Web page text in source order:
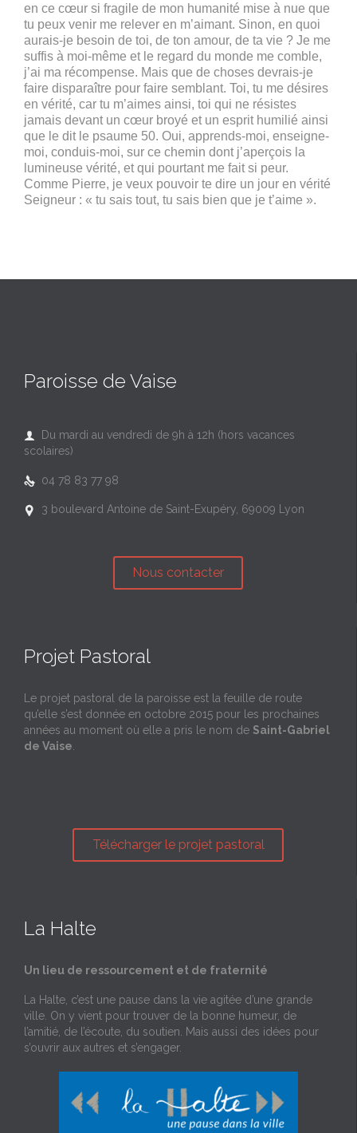
en ce cœur si fragile de mon humanité mise à nue que
tu peux venir me relever en m’aimant. Sinon, en quoi
aurais-je besoin de toi, de ton amour, de ta vie ? Je me
suffis à moi-même et le regard du monde me comble,
j’ai ma récompense. Mais que de choses devrais-je
faire disparaître pour faire semblant. Toi, tu me désires
en vérité, car tu m’aimes ainsi, toi qui ne résistes
jamais devant un cœur broyé et un esprit humilié ainsi
que le dit le psaume 50. Oui, apprends-moi, enseigne-
moi, conduis-moi, sur ce chemin dont j’aperçois la
lumineuse vérité, et qui pourtant me fait si peur.
Comme Pierre, je veux pouvoir te dire un jour en vérité
Seigneur : « tu sais tout, tu sais bien que je t’aime ».
Paroisse de Vaise

Du mardi au vendredi de 9h à 12h (hors vacances
scolaires)
 04 78 83 77 98
 3 boulevard Antoine de Saint-Exupéry, 69009 Lyon
Nous contacter
Projet Pastoral
Le projet pastoral de la paroisse est la feuille de route
qu’elle s’est donnée en octobre 2015 pour les prochaines
années au moment où elle a pris le nom de Saint-Gabriel
de Vaise
Télécharger le projet pastoral
La Halte
Un lieu de ressourcement et de fraternité
La Halte, c’est une pause dans la vie agitée d’une grande
ville. On y vient pour trouver de la bonne humeur, de
l’amitié, de l’écoute, du soutien. Mais aussi des idées pour
s’ouvrir aux autres et s’engager.